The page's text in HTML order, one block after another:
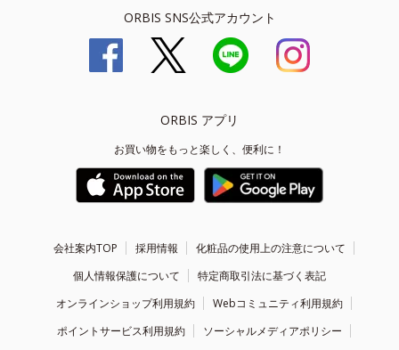
ORBIS SNS公式アカウント
ORBIS アプリ
お買い物をもっと楽しく、便利に！
会社案内TOP 採用情報
化粧品の使用上の注意について
個人情報保護について
特定商取引法に基づく表記
オンラインショップ利用規約
Webコミュニティ利用規約
ポイントサービス利用規約
ソーシャルメディアポリシー